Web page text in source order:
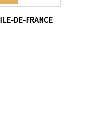
ILE-DE-FRANCE